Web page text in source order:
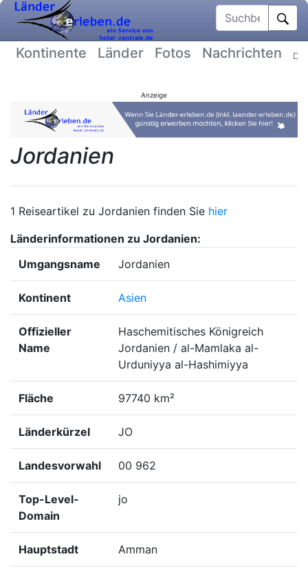
Suchbegriff
Kontinente Länder Fotos Nachrichten
Anzeige
Jordanien
1 Reiseartikel zu Jordanien finden Sie hier
Länderinformationen zu Jordanien:
Umgangsname
Jordanien
Kontinent Asien
Offizieller
Name
Haschemitisches Königreich
Jordanien / al-Mamlaka al-
Urduniyya al-Hashimiyya
Fläche 97740 km²
Länderkürzel JO
Landesvorwahl 00 962
Top-Level-
Domain
jo
Hauptstadt Amman